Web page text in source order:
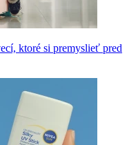
ktoré si premyslieť pred